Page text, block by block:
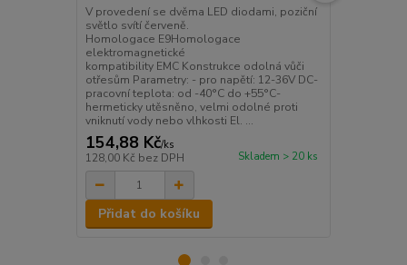
V provedení se dvěma LED diodami, poziční
světlo svítí červeně.
Homologace E9Homologace
elektromagnetické
kompatibility EMC Konstrukce odolná vůči
otřesům Parametry: - pro napětí: 12-36V DC-
pracovní teplota: od -40°C do +55°C-
hermeticky utěsněno, velmi odolné proti
vniknutí vody nebo vlhkosti El. ...
154,88 Kč/ks
128,00 Kč bez DPH Skladem > 20 ks
Přidat do košíku